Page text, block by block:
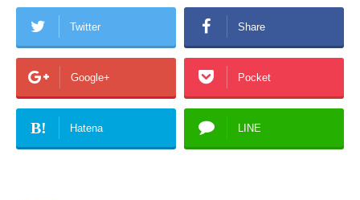
Twitter Share
Google+ Pocket
B! Hatena LINE